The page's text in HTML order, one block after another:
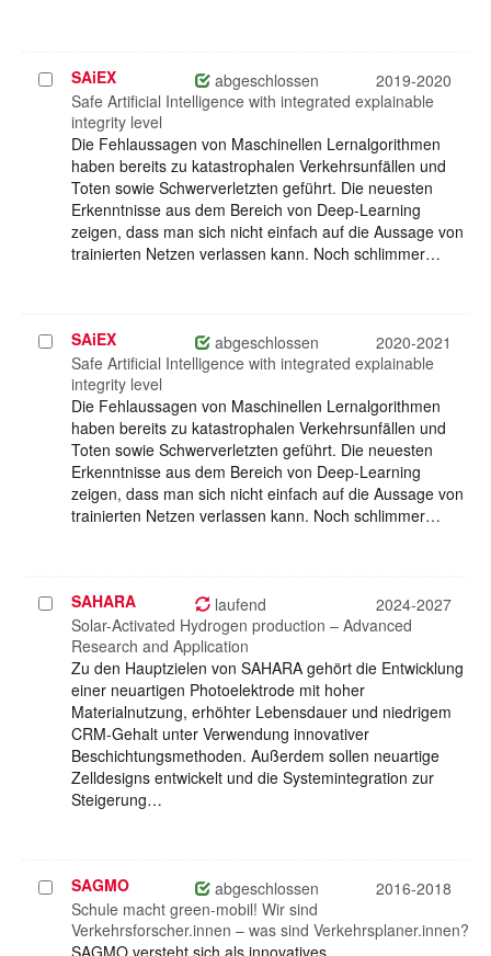
Projekt
auswählen
SAiEX abgeschlossen
2019-2020
Safe Artificial Intelligence with integrated explainable
integrity level
Die Fehlaussagen von Maschinellen Lernalgorithmen
haben bereits zu katastrophalen Verkehrsunfällen und
Toten sowie Schwerverletzten geführt. Die neuesten
Erkenntnisse aus dem Bereich von Deep-Learning
zeigen, dass man sich nicht einfach auf die Aussage von
trainierten Netzen verlassen kann. Noch schlimmer…
Projekt
auswählen
SAiEX abgeschlossen
2020-2021
Safe Artificial Intelligence with integrated explainable
integrity level
Die Fehlaussagen von Maschinellen Lernalgorithmen
haben bereits zu katastrophalen Verkehrsunfällen und
Toten sowie Schwerverletzten geführt. Die neuesten
Erkenntnisse aus dem Bereich von Deep-Learning
zeigen, dass man sich nicht einfach auf die Aussage von
trainierten Netzen verlassen kann. Noch schlimmer…
Projekt
auswählen
SAHARA laufend
2024-2027
Solar-Activated Hydrogen production – Advanced
Research and Application
Zu den Hauptzielen von SAHARA gehört die Entwicklung
einer neuartigen Photoelektrode mit hoher
Materialnutzung, erhöhter Lebensdauer und niedrigem
CRM-Gehalt unter Verwendung innovativer
Beschichtungsmethoden. Außerdem sollen neuartige
Zelldesigns entwickelt und die Systemintegration zur
Steigerung…
Projekt
auswählen
SAGMO abgeschlossen
2016-2018
Schule macht green-mobil! Wir sind
Verkehrsforscher.innen – was sind Verkehrsplaner.innen?